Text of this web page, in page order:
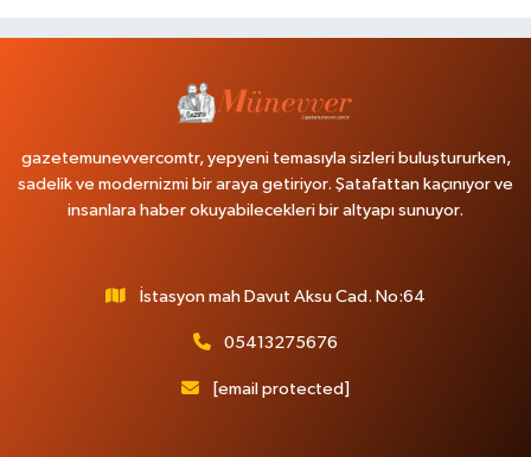
gazetemunevvercomtr, yepyeni temasıyla sizleri buluştururken,
sadelik ve modernizmi bir araya getiriyor. Şatafattan kaçınıyor ve
insanlara haber okuyabilecekleri bir altyapı sunuyor.
İstasyon mah Davut Aksu Cad. No:64
05413275676
[email protected]